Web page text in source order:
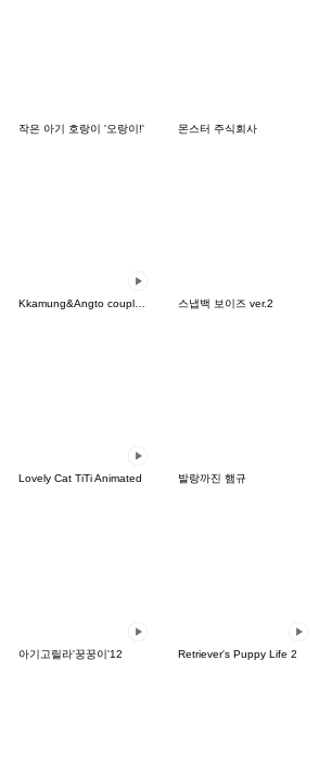
작은 아기 호랑이 '오랑이!' 몬스터 주식회사
스냅백 보이즈 ver.2
Lovely Cat TiTi Animated 발랑까진 햄규
아기고릴라'꿍꿍이'12 Retriever's Puppy Life 2